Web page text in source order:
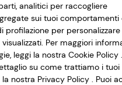
COOPERATIVA
| 40127 BOLOGNA
Registro Imprese
analitici per raccogliere
sui tuoi comportamenti
profilazione per personalizzare
Per maggiori
leggi la nostra Cookie Policy
su come trattiamo i tuoi
nostra Privacy Policy . Puoi